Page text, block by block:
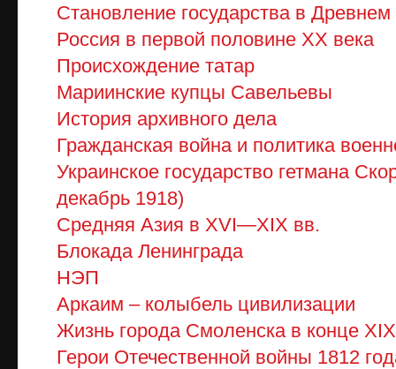
Становление государства в
Россия в первой половине ХХ века
Происхождение татар
Мариинские купцы Савельевы
История архивного дела
Гражданская война и политика
Украинское государство гетмана
декабрь 1918)
Средняя Азия в XVI—XIX вв.
Блокада Ленинграда
НЭП
Аркаим – колыбель цивилизации
Жизнь города Смоленска в конце
Герои Отечественной войны 1812